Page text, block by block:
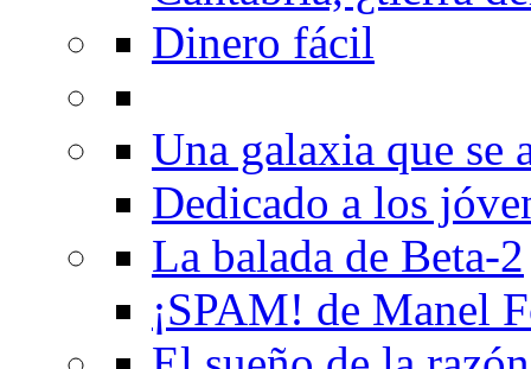
Dinero fácil
Una galaxia que se
Dedicado a los
La balada de Beta-2
¡SPAM! de Manel